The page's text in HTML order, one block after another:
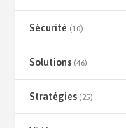
Sécurité (10)
Solutions (46)
Stratégies (25)